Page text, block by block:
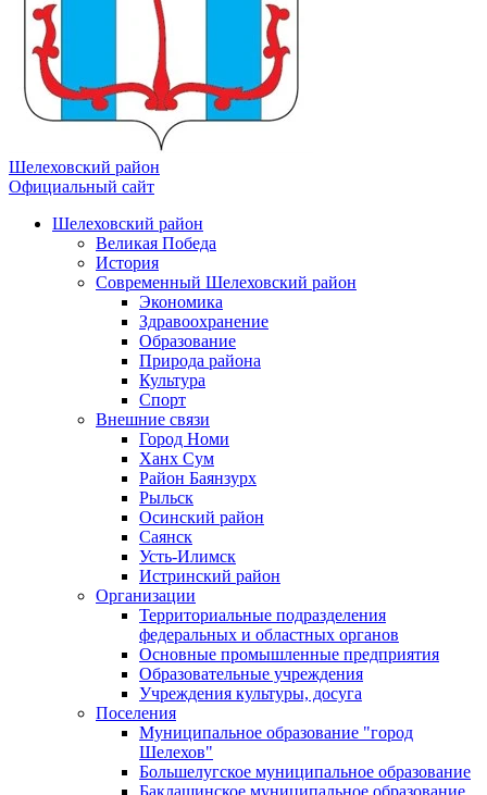
Шелеховский район
Официальный сайт
Шелеховский район
Великая Победа
История
Современный Шелеховский район
Экономика
Здравоохранение
Образование
Природа района
Культура
Спорт
Внешние связи
Город Номи
Ханх Сум
Район Баянзурх
Рыльск
Осинский район
Саянск
Усть-Илимск
Истринский район
Организации
Территориальные подразделения
федеральных и областных органов
Основные промышленные предприятия
Образовательные учреждения
Учреждения культуры, досуга
Поселения
Муниципальное образование "город
Шелехов"
Большелугское муниципальное образование
Баклашинское муниципальное образование